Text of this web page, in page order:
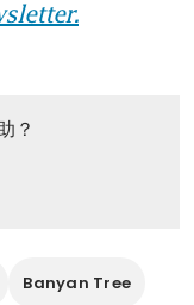
？
Banyan Tree